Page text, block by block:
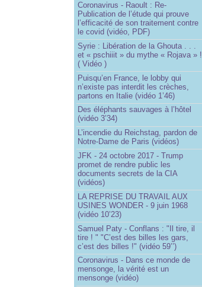
Coronavirus - Raoult : Re-
Publication de l’étude qui prouve
l’efficacité de son traitement contre
le covid (vidéo, PDF)
Syrie : Libération de la Ghouta . . .
et « pschiiit » du mythe « Rojava » !
( Vidéo )
Puisqu’en France, le lobby qui
n’existe pas interdit les crèches,
partons en Italie (vidéo 1’46)
Des éléphants sauvages à l’hôtel
(vidéo 3’34)
L’incendie du Reichstag, pardon de
Notre-Dame de Paris (vidéos)
JFK - 24 octobre 2017 - Trump
promet de rendre public les
documents secrets de la CIA
(vidéos)
LA REPRISE DU TRAVAIL AUX
USINES WONDER - 9 juin 1968
(vidéo 10’23)
Samuel Paty - Conflans : "Il tire, il
tire ! " "C’est des billes les gars,
c’est des billes !" (vidéo 59’’)
Coronavirus - Dans ce monde de
mensonge, la vérité est un
mensonge (vidéo)